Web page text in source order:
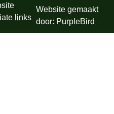
links
Website gemaakt
door: PurpleBird